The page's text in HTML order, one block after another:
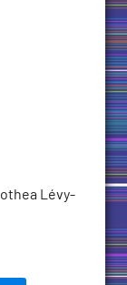
Lévy-